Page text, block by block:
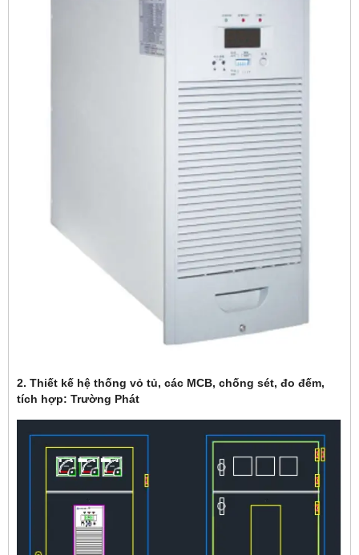
2. Thiết kế hệ thống vỏ tủ, các MCB, chống sét, đo đếm,
tích hợp: Trường Phát